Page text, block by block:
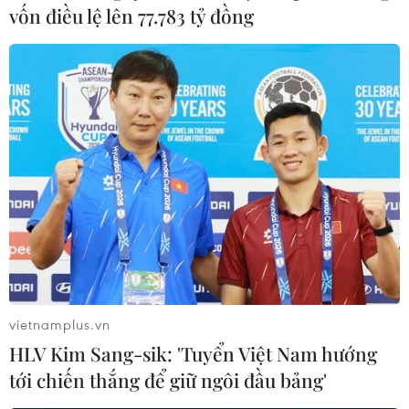
#ghép tạng
#Bệnh viện Trung ương Huế
#bệnh nhân ghép tim
#Trung tâm Điều phối ghép tạng Quốc gia
Theo dõi VietnamPlus
TIN LIÊN QUAN
vốn điều lệ lên 77.783 tỷ đồng
vietnamplus.vn
HLV Kim Sang-sik: 'Tuyển Việt Nam hướng
tới chiến thắng để giữ ngôi đầu bảng'